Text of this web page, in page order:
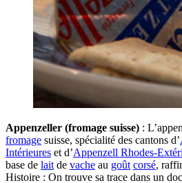
Appenzeller (fromage suisse) :
fromage suisse, spécialité des cantons d’
Intérieures et d’Appenzell Rhodes-
base de lait de vache au goût corsé,
Histoire : On trouve sa trace dans un